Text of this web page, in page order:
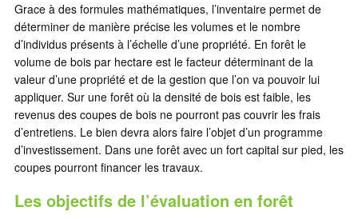
Grace à des formules mathématiques, l’inventaire permet de
déterminer de manière précise les volumes et le nombre
d’individus présents à l’échelle d’une propriété. En forêt le
volume de bois par hectare est le facteur déterminant de la
valeur d’une propriété et de la gestion que l’on va pouvoir lui
appliquer. Sur une forêt où la densité de bois est faible, les
revenus des coupes de bois ne pourront pas couvrir les frais
d’entretiens. Le bien devra alors faire l’objet d’un programme
d’investissement. Dans une forêt avec un fort capital sur pied, les
coupes pourront financer les travaux.
Les objectifs de l’évaluation en forêt